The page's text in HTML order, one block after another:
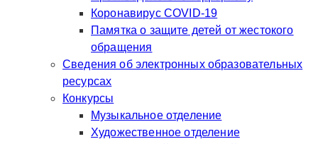
Коронавирус COVID-19
Памятка о защите детей от жестокого
обращения
Сведения об электронных образовательных
ресурсах
Конкурсы
Музыкальное отделение
Художественное отделение